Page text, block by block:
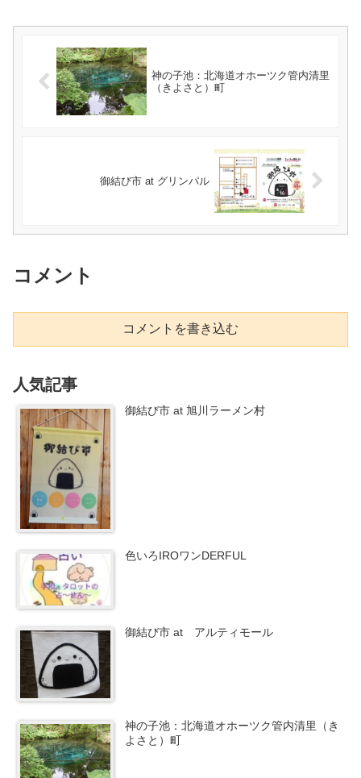
神の子池：北海道オホーツク管内清里
（きよさと）町
御結び市 at グリンパル
コメント
コメントを書き込む
人気記事
御結び市 at 旭川ラーメン村
色いろIROワンDERFUL
御結び市 at アルティモール
神の子池：北海道オホーツク管内清里（き
よさと）町